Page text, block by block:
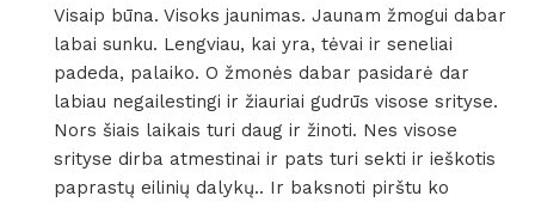
Visaip būna. Visoks jaunimas. Jaunam žmogui dabar
labai sunku. Lengviau, kai yra, tėvai ir seneliai
padeda, palaiko. O žmonės dabar pasidarė dar
labiau negailestingi ir žiauriai gudrūs visose srityse.
Nors šiais laikais turi daug ir žinoti. Nes visose
srityse dirba atmestinai ir pats turi sekti ir ieškotis
paprastų eilinių dalykų.. Ir baksnoti pirštu ko